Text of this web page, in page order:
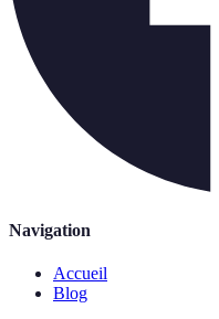
Navigation
Accueil
Blog